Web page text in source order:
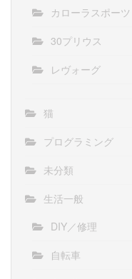
カローラスポーツ
30プリウス
レヴォーグ
猫
プログラミング
未分類
生活一般
DIY／修理
自転車